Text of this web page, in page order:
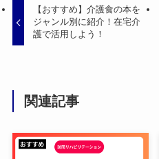
【おすすめ】介護食の本を
ジャンル別に紹介！在宅介
護で活用しよう！
関連記事